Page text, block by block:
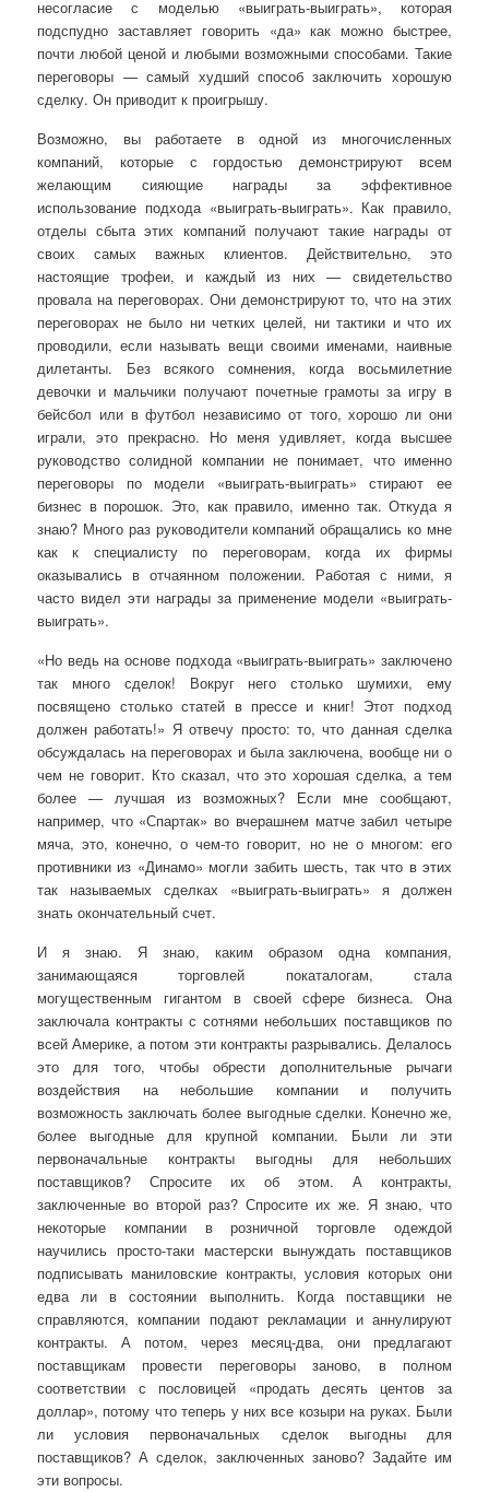
несогласие с моделью «выиграть-выиграть», которая
подспудно заставляет говорить «да» как можно быстрее,
почти любой ценой и любыми возможными способами. Такие
переговоры — самый худший способ заключить хорошую
сделку. Он приводит к проигрышу.
Возможно, вы работаете в одной из многочисленных
компаний, которые с гордостью демонстрируют всем
желающим сияющие награды за эффективное
использование подхода «выиграть-выиграть». Как правило,
отделы сбыта этих компаний получают такие награды от
своих самых важных клиентов. Действительно, это
настоящие трофеи, и каждый из них — свидетельство
провала на переговорах. Они демонстрируют то, что на этих
переговорах не было ни четких целей, ни тактики и что их
проводили, если называть вещи своими именами, наивные
дилетанты. Без всякого сомнения, когда восьмилетние
девочки и мальчики получают почетные грамоты за игру в
бейсбол или в футбол независимо от того, хорошо ли они
играли, это прекрасно. Но меня удивляет, когда высшее
руководство солидной компании не понимает, что именно
переговоры по модели «выиграть-выиграть» стирают ее
бизнес в порошок. Это, как правило, именно так. Откуда я
знаю? Много раз руководители компаний обращались ко мне
как к специалисту по переговорам, когда их фирмы
оказывались в отчаянном положении. Работая с ними, я
часто видел эти награды за применение модели «выиграть-
выиграть».
«Но ведь на основе подхода «выиграть-выиграть» заключено
так много сделок! Вокруг него столько шумихи, ему
посвящено столько статей в прессе и книг! Этот подход
должен работать!» Я отвечу просто: то, что данная сделка
обсуждалась на переговорах и была заключена, вообще ни о
чем не говорит. Кто сказал, что это хорошая сделка, а тем
более — лучшая из возможных? Если мне сообщают,
например, что «Спартак» во вчерашнем матче забил четыре
мяча, это, конечно, о чем-то говорит, но не о многом: его
противники из «Динамо» могли забить шесть, так что в этих
так называемых сделках «выиграть-выиграть» я должен
знать окончательный счет.
И я знаю. Я знаю, каким образом одна компания,
занимающаяся торговлей покаталогам, стала
могущественным гигантом в своей сфере бизнеса. Она
заключала контракты с сотнями небольших поставщиков по
всей Америке, а потом эти контракты разрывались. Делалось
это для того, чтобы обрести дополнительные рычаги
воздействия на небольшие компании и получить
возможность заключать более выгодные сделки. Конечно же,
более выгодные для крупной компании. Были ли эти
первоначальные контракты выгодны для небольших
поставщиков? Спросите их об этом. А контракты,
заключенные во второй раз? Спросите их же. Я знаю, что
некоторые компании в розничной торговле одеждой
научились просто-таки мастерски вынуждать поставщиков
подписывать маниловские контракты, условия которых они
едва ли в состоянии выполнить. Когда поставщики не
справляются, компании подают рекламации и аннулируют
контракты. А потом, через месяц-два, они предлагают
поставщикам провести переговоры заново, в полном
соответствии с пословицей «продать десять центов за
доллар», потому что теперь у них все козыри на руках. Были
ли условия первоначальных сделок выгодны для
поставщиков? А сделок, заключенных заново? Задайте им
эти вопросы.